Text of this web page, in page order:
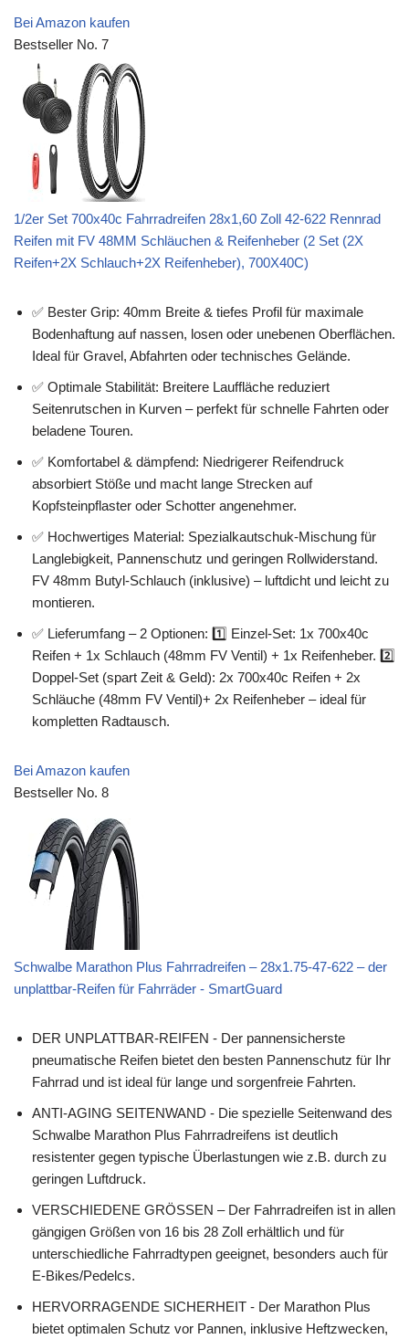
Bei Amazon kaufen
Bestseller No. 7
1/2er Set 700x40c Fahrradreifen 28x1,60 Zoll 42-622 Rennrad
Reifen mit FV 48MM Schläuchen & Reifenheber (2 Set (2X
Reifen+2X Schlauch+2X Reifenheber), 700X40C)
✅ Bester Grip: 40mm Breite & tiefes Profil für maximale
Bodenhaftung auf nassen, losen oder unebenen Oberflächen.
Ideal für Gravel, Abfahrten oder technisches Gelände.
✅ Optimale Stabilität: Breitere Lauffläche reduziert
Seitenrutschen in Kurven – perfekt für schnelle Fahrten oder
beladene Touren.
✅ Komfortabel & dämpfend: Niedrigerer Reifendruck
absorbiert Stöße und macht lange Strecken auf
Kopfsteinpflaster oder Schotter angenehmer.
✅ Hochwertiges Material: Spezialkautschuk-Mischung für
Langlebigkeit, Pannenschutz und geringen Rollwiderstand.
FV 48mm Butyl-Schlauch (inklusive) – luftdicht und leicht zu
montieren.
✅ Lieferumfang – 2 Optionen: 1️⃣ Einzel-Set: 1x 700x40c
Reifen + 1x Schlauch (48mm FV Ventil) + 1x Reifenheber. 2️⃣
Doppel-Set (spart Zeit & Geld): 2x 700x40c Reifen + 2x
Schläuche (48mm FV Ventil)+ 2x Reifenheber – ideal für
kompletten Radtausch.
Bei Amazon kaufen
Bestseller No. 8
Schwalbe Marathon Plus Fahrradreifen – 28x1.75-47-622 – der
unplattbar-Reifen für Fahrräder - SmartGuard
DER UNPLATTBAR-REIFEN - Der pannensicherste
pneumatische Reifen bietet den besten Pannenschutz für Ihr
Fahrrad und ist ideal für lange und sorgenfreie Fahrten.
ANTI-AGING SEITENWAND - Die spezielle Seitenwand des
Schwalbe Marathon Plus Fahrradreifens ist deutlich
resistenter gegen typische Überlastungen wie z.B. durch zu
geringen Luftdruck.
VERSCHIEDENE GRÖSSEN – Der Fahrradreifen ist in allen
gängigen Größen von 16 bis 28 Zoll erhältlich und für
unterschiedliche Fahrradtypen geeignet, besonders auch für
E-Bikes/Pedelcs.
HERVORRAGENDE SICHERHEIT - Der Marathon Plus
bietet optimalen Schutz vor Pannen, inklusive Heftzwecken,